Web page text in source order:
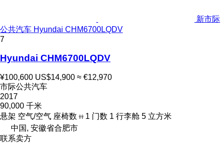
新市际
公共汽车 Hyundai CHM6700LQDV
7
Hyundai CHM6700LQDV
¥100,600 US$14,900 ≈ €12,970
市际公共汽车
2017
90,000 千米
悬架 空气/空气 座椅数 1 门数 1 行李舱 5 立方米
中国, 安徽省合肥市
联系卖方